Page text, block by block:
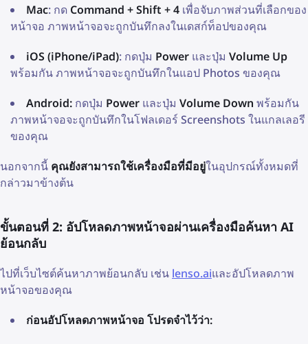
Mac: กด Command + Shift + 4 เพื่อจับภาพส่วนที่เลือกของ
หน้าจอ ภาพหน้าจอจะถูกบันทึกลงในเดสก์ท็อปของคุณ
iOS (iPhone/iPad): กดปุ่ม Power และปุ่ม Volume Up
พร้อมกัน ภาพหน้าจอจะถูกบันทึกในแอป Photos ของคุณ
Android: กดปุ่ม Power และปุ่ม Volume Down พร้อมกัน
ภาพหน้าจอจะถูกบันทึกในโฟลเดอร์ Screenshots ในแกลเลอรี
ของคุณ
นอกจากนี้ คุณยังสามารถใช้เครื่องมือที่มีอยู่ในอุปกรณ์ทั้งหมดที่
กล่าวมาข้างต้น
ขั้นตอนที่ 2: อัปโหลดภาพหน้าจอผ่านเครื่องมือค้นหา AI
ย้อนกลับ
ไปที่เว็บไซต์ค้นหาภาพย้อนกลับ เช่น lenso.aiและอัปโหลดภาพ
หน้าจอของคุณ
ก่อนอัปโหลดภาพหน้าจอ โปรดจำไว้ว่า: